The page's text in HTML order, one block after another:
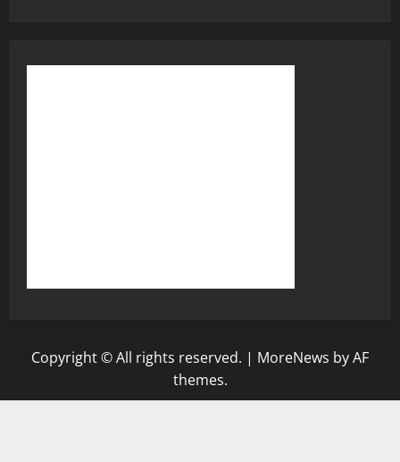
Copyright © All rights reserved. | MoreNews by AF
themes.